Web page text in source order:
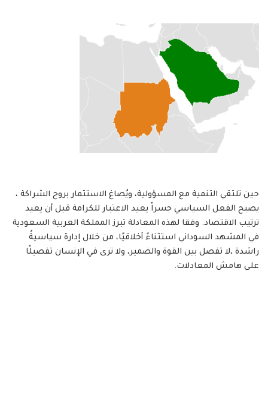
حين تلتقي التنمية مع المسؤولية، ويُصاغ الاستثمار بروح الشراكة ،
يصبح الفعل السياسي جسراً يعيد الاعتبار للكرامة قبل أن يعيد
ترتيب الاقتصاد. وفقا لهذه المعادلة تبرز المملكة العربية السعودية
في المشهد السوداني استثناءً أخلاقيًا، من خلال إدارة سياسيةٌ
راشدة ،لا تفصل بين القوة والضمير، ولا ترى في الإنسان تفصيلًا
على هامش المعادلات.